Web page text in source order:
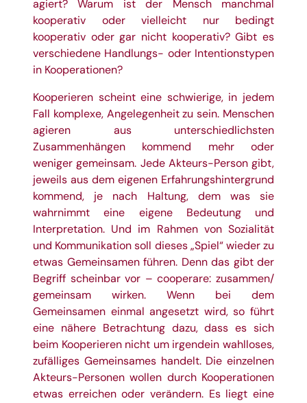
agiert? Warum ist der Mensch manchmal
kooperativ oder vielleicht nur bedingt
kooperativ oder gar nicht kooperativ? Gibt es
verschiedene Handlungs- oder Intentionstypen
in Kooperationen?
Kooperieren scheint eine schwierige, in jedem
Fall komplexe, Angelegenheit zu sein. Menschen
agieren aus unterschiedlichsten
Zusammenhängen kommend mehr oder
weniger gemeinsam. Jede Akteurs-Person gibt,
jeweils aus dem eigenen Erfahrungshintergrund
kommend, je nach Haltung, dem was sie
wahrnimmt eine eigene Bedeutung und
Interpretation. Und im Rahmen von Sozialität
und Kommunikation soll dieses „Spiel“ wieder zu
etwas Gemeinsamen führen. Denn das gibt der
Begriff scheinbar vor – cooperare: zusammen/
gemeinsam wirken. Wenn bei dem
Gemeinsamen einmal angesetzt wird, so führt
eine nähere Betrachtung dazu, dass es sich
beim Kooperieren nicht um irgendein wahlloses,
zufälliges Gemeinsames handelt. Die einzelnen
Akteurs-Personen wollen durch Kooperationen
etwas erreichen oder verändern. Es liegt eine